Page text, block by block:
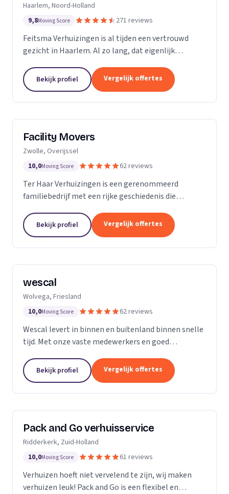
Haarlem, Noord-Holland
9,8Moving Score 271 reviews
Feitsma Verhuizingen is al tijden een vertrouwd
gezicht in Haarlem. Al zo lang, dat eigenlijk
ooit begonnen is met verhuizen. De eerste
advertenties van...
Bekijk profiel Vergelijk offertes
Facility Movers
Zwolle, Overijssel
10,0Moving Score 62 reviews
Ter Haar Verhuizingen is een gerenommeerd
familiebedrijf met een rijke geschiedenis die
gespecialiseerd in het bieden van naadloze en
zorgeloze verhuisdiensten...
Bekijk profiel Vergelijk offertes
wescal
Wolvega, Friesland
10,0Moving Score 62 reviews
Wescal levert in binnen en buitenland binnen snelle
tijd. Met onze vaste medewerkers en goed
na wat we beloven. Door goede
kwaliteitsvoertuigen te...
Bekijk profiel Vergelijk offertes
Pack and Go verhuisservice
Ridderkerk, Zuid-Holland
10,0Moving Score 61 reviews
Verhuizen hoeft niet vervelend te zijn, wij maken
verhuizen leuk! Pack and Go is een flexibel en